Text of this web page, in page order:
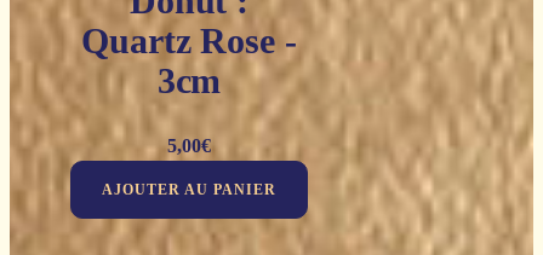
Quartz Rose -
3cm
5,00€
AJOUTER AU PANIER